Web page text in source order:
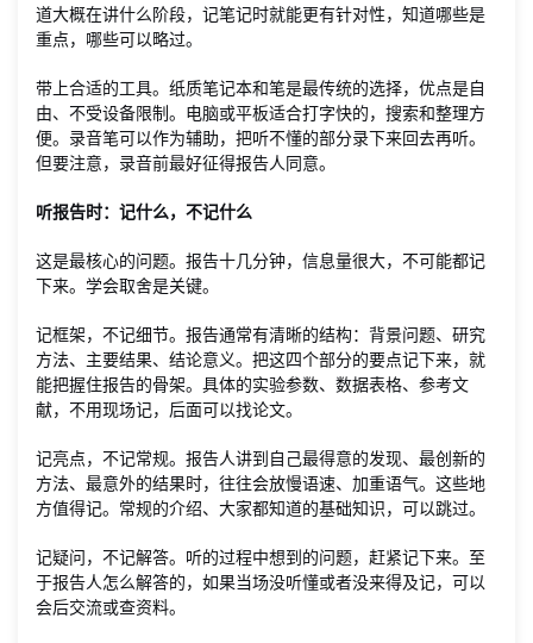
道大概在讲什么阶段，记笔记时就能更有针对性，知道哪些是
重点，哪些可以略过。
带上合适的工具。纸质笔记本和笔是最传统的选择，优点是自
由、不受设备限制。电脑或平板适合打字快的，搜索和整理方
便。录音笔可以作为辅助，把听不懂的部分录下来回去再听。
但要注意，录音前最好征得报告人同意。
听报告时：记什么，不记什么
这是最核心的问题。报告十几分钟，信息量很大，不可能都记
下来。学会取舍是关键。
记框架，不记细节。报告通常有清晰的结构：背景问题、研究
方法、主要结果、结论意义。把这四个部分的要点记下来，就
能把握住报告的骨架。具体的实验参数、数据表格、参考文
献，不用现场记，后面可以找论文。
记亮点，不记常规。报告人讲到自己最得意的发现、最创新的
方法、最意外的结果时，往往会放慢语速、加重语气。这些地
方值得记。常规的介绍、大家都知道的基础知识，可以跳过。
记疑问，不记解答。听的过程中想到的问题，赶紧记下来。至
于报告人怎么解答的，如果当场没听懂或者没来得及记，可以
会后交流或查资料。